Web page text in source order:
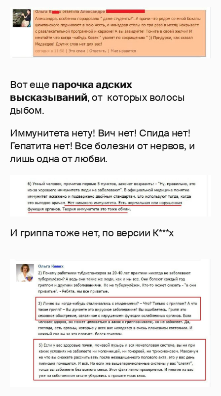
Вот еще парочка адских
высказываний, от которых волосы
дыбом.
Иммунитета нету! Вич нет! Спида нет!
Гепатита нет! Все болезни от нервов, и
лишь одна от любви.
И гриппа тоже нет, по версии К***х